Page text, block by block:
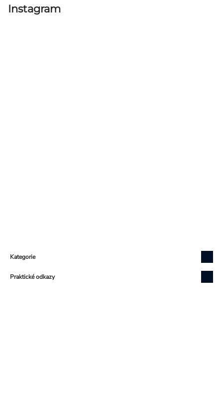
Instagram
Kategorie
Praktické odkazy